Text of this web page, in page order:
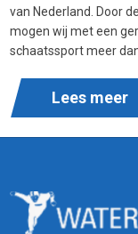
van Nederland. Door
mogen wij met een
schaatssport meer
Lees meer